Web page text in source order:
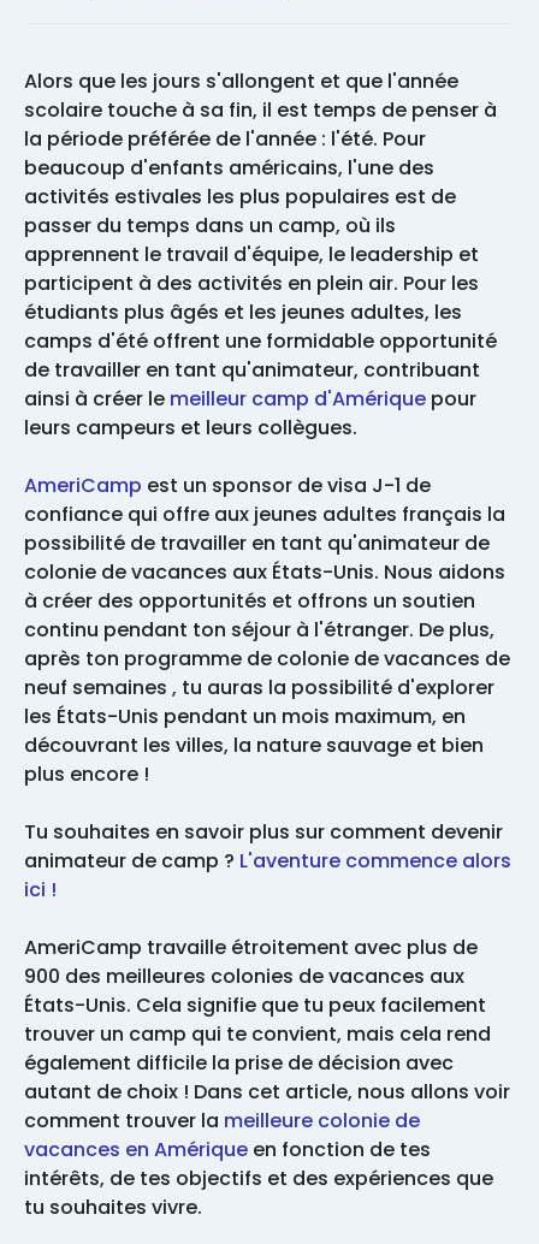
Alors que les jours s'allongent et que l'année
scolaire touche à sa fin, il est temps de penser à
la période préférée de l'année : l'été. Pour
beaucoup d'enfants américains, l'une des
activités estivales les plus populaires est de
passer du temps dans un camp, où ils
apprennent le travail d'équipe, le leadership et
participent à des activités en plein air. Pour les
étudiants plus âgés et les jeunes adultes, les
camps d'été offrent une formidable opportunité
de travailler en tant qu'animateur, contribuant
ainsi à créer le meilleur camp d'Amérique pour
leurs campeurs et leurs collègues.
AmeriCamp est un sponsor de visa J-1 de
confiance qui offre aux jeunes adultes français la
possibilité de travailler en tant qu'animateur de
colonie de vacances aux États-Unis. Nous aidons
à créer des opportunités et offrons un soutien
continu pendant ton séjour à l'étranger. De plus,
après ton programme de colonie de vacances de
neuf semaines , tu auras la possibilité d'explorer
les États-Unis pendant un mois maximum, en
découvrant les villes, la nature sauvage et bien
plus encore !
Tu souhaites en savoir plus sur comment devenir
animateur de camp ? L'aventure commence alors
ici !
AmeriCamp travaille étroitement avec plus de
900 des meilleures colonies de vacances aux
États-Unis. Cela signifie que tu peux facilement
trouver un camp qui te convient, mais cela rend
également difficile la prise de décision avec
autant de choix ! Dans cet article, nous allons voir
comment trouver la meilleure colonie de
vacances en Amérique en fonction de tes
intérêts, de tes objectifs et des expériences que
tu souhaites vivre.